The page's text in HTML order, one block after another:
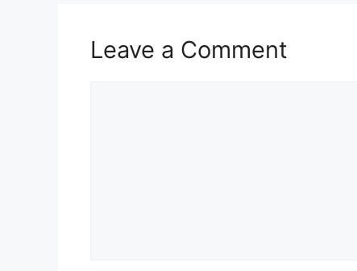
Leave a Comment